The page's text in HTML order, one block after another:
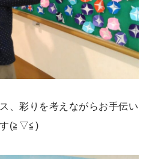
、彩りを考えながらお手伝い
す(≧▽≦)